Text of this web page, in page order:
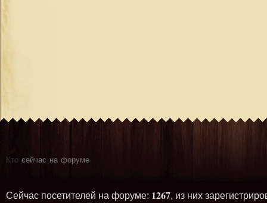
Кто сейчас на форуме
Сейчас посетителей на форуме: 1267, из них